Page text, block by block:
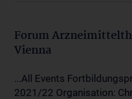
Forum
Vienna
...All Events
2021/22 Organisation: